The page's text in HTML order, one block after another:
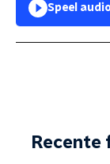
Speel
Recente